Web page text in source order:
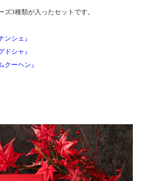
3種類が入ったセットです。
ンシェ』
ドシャ』
クーヘン』